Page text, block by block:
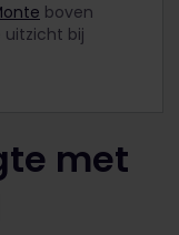
boven
uitzicht bij
met